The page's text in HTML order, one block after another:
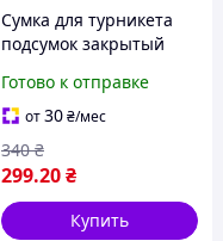
Сумка для турникета
подсумок закрытый
с молле подсумок для
турникета армейский
Готово к отправке
от30₴/мес
299.20₴
340 ₴
Купить